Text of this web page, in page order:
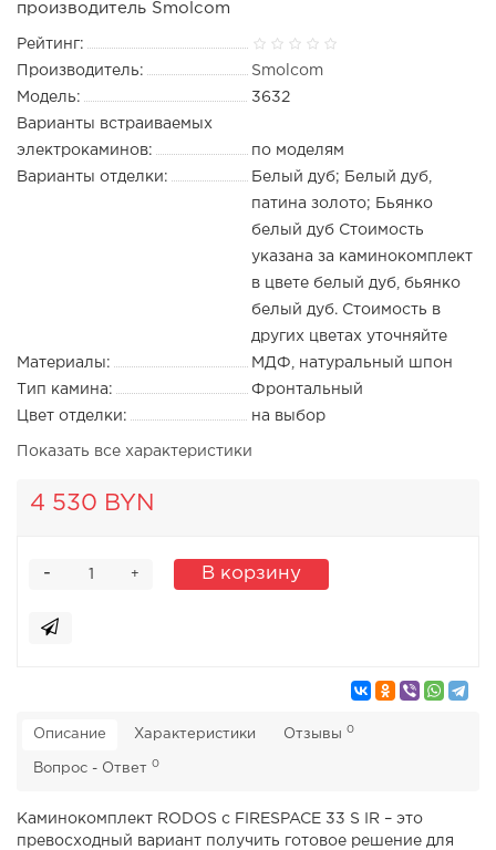
производитель Smolcom
Рейтинг:
Производитель:
Smolcom
Модель:
3632
Варианты встраиваемых
электрокаминов:
по моделям
Варианты отделки:
Белый дуб; Белый дуб,
патина золото; Бьянко
белый дуб Стоимость
указана за каминокомплект
в цвете белый дуб, бьянко
белый дуб. Стоимость в
других цветах уточняйте
Материалы:
МДФ, натуральный шпон
Тип камина:
Фронтальный
Цвет отделки:
на выбор
Показать все характеристики
4 530 BYN
+
- В корзину
Описание Характеристики Отзывы 0
Вопрос - Ответ 0
Каминокомплект RODOS c FIRESPACE 33 S IR – это
превосходный вариант получить готовое решение для